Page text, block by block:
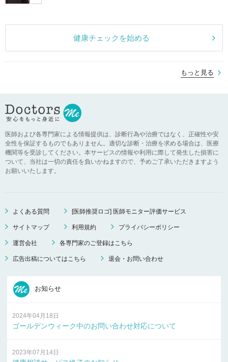
健康チェックを始める
もっと見る
医師および各専門家による情報提供は、診断行為や治療ではなく、正確性や安
全性を保証するものでもありません。適切な診断・治療を求める場合は、医療
機関等を受診してください。本サービスの情報や利用に際して発生した損害に
ついて、当社は一切の責任を負いかねますので、予めご了承いただきますよう
お願いいたします。
よくある質問 [医師推奨ロゴ] 医師モニター評価サービス
サイトマップ 利用規約 プライバシーポリシー
運営会社 各専門家のご登録はこちら
広告出稿についてはこちら 退会・お問い合わせ
お知らせ
2024年04月18日
ゴールデンウィーク中のお問い合わせ対応について
2023年07月14日